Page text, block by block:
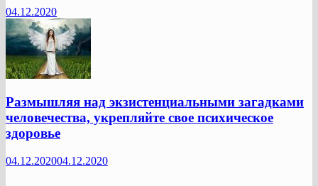
04.12.2020
Размышляя над экзистенциальными загадками
человечества, укрепляйте свое психическое
здоровье
04.12.202004.12.2020